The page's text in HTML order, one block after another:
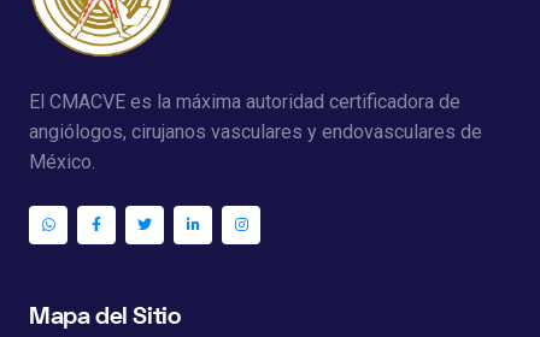
El CMACVE es la máxima autoridad certificadora de
angiólogos, cirujanos vasculares y endovasculares de
México.
Mapa del Sitio